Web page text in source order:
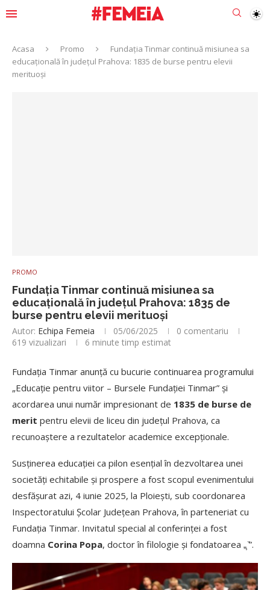
Acasa Promo
Fundația Tinmar continuă misiunea sa
educațională în județul Prahova: 1835 de burse pentru elevii
merituoși
PROMO
Fundația Tinmar continuă misiunea sa
educațională în județul Prahova: 1835 de
burse pentru elevii merituoși
Autor: Echipa Femeia 05/06/2025
0 comentariu
619 vizualizari 6 minute timp estimat
Fundația Tinmar anunță cu bucurie continuarea programului
„Educație pentru viitor – Bursele Fundației Tinmar” și
acordarea unui număr impresionant de 1835 de burse de
merit pentru elevii de liceu din județul Prahova, ca
recunoaștere a rezultatelor academice excepționale.
Susținerea educației ca pilon esențial în dezvoltarea unei
societăți echitabile și prospere a fost scopul evenimentului
desfășurat azi, 4 iunie 2025, la Ploiești, sub coordonarea
Inspectoratului Școlar Județean Prahova, în parteneriat cu
Fundația Tinmar. Invitatul special al conferinței a fost
doamna Corina Popa, doctor în filologie și fondatoarea „̦ ̆”.